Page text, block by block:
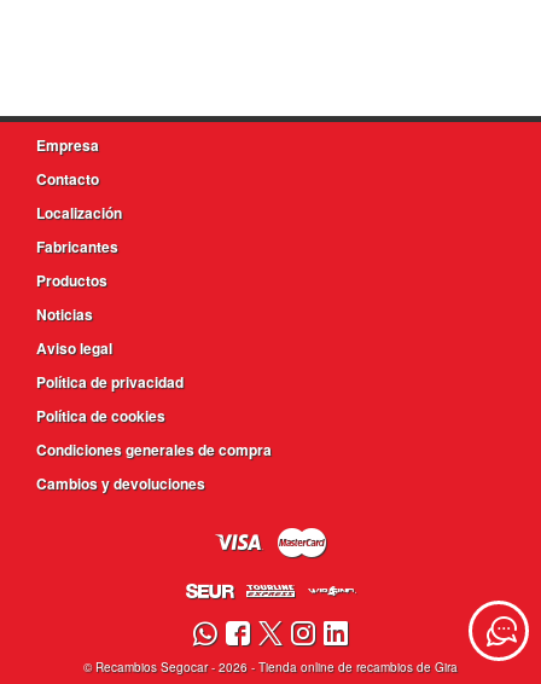
Empresa
Contacto
Localización
Fabricantes
Productos
Noticias
Aviso legal
Política de privacidad
Política de cookies
Condiciones generales de compra
Cambios y devoluciones
© Recambios Segocar- 2026 -Tienda online de recambios de Gira